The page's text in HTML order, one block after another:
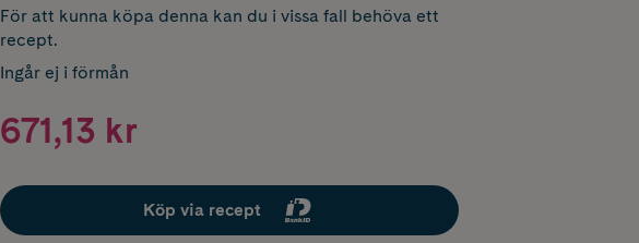
För att kunna köpa denna kan du i vissa fall behöva ett
recept.
Ingår ej i förmån
671,13 kr
Köp via recept